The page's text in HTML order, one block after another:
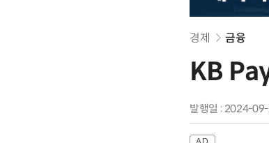
경제 금융
KB
발행일 : 2024-